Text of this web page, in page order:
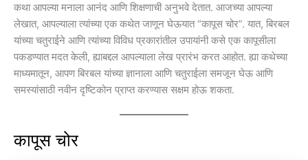
कथा आपल्या मनाला आनंद आणि शिक्षणाची अनुभवे देतात. आजच्या आपल्या
लेखात, आपल्याला त्यांच्या एक कथेत जाणून घेऊयात “कापूस चोर”. यात, बिरबल
यांच्या चतुराईने आणि त्यांच्या विविध प्रकारांतील उपायांनी कसे एक कापूसीला
पकडण्यात मदत केली, ह्याबद्दल आपल्याला लेख प्रारंभ करत आहोत. ह्या कथेच्या
माध्यमातून, आपण बिरबल यांच्या ज्ञानाला आणि चतुराईला समजून घेऊ आणि
समस्यांसाठी नवीन दृष्टिकोन प्राप्त करण्यास सक्षम होऊ शकता.
कापूस चोर